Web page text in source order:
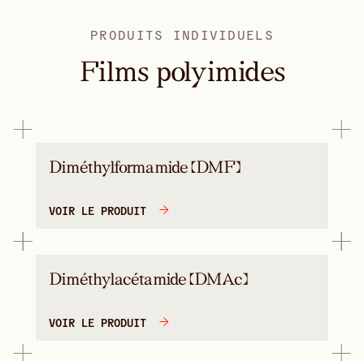
PRODUITS INDIVIDUELS
Films polyimides
Diméthylformamide (DMF)
VOIR LE PRODUIT
Diméthylacétamide (DMAc)
VOIR LE PRODUIT